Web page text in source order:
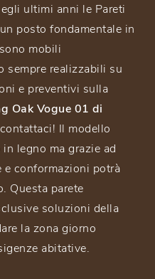
ultimi anni le Pareti
posto fondamentale in
mobili
sempre realizzabili su
e preventivi sulla
Oak Vogue 01 di
Il modello
legno ma grazie ad
conformazioni potrà
Questa parete
soluzioni della
la zona giorno
abitative.